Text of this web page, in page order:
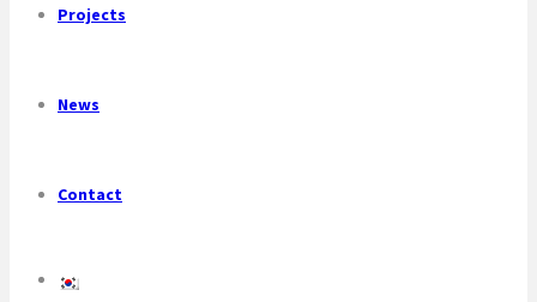
Projects
News
Contact